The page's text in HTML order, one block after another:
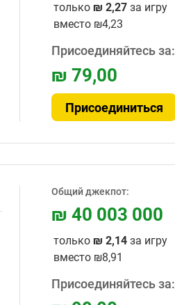
только ₪ 2,27 за игру
вместо ₪4,23
Присоединяйтесь за:
₪ 79,00
Присоединиться
Общий джекпот:
₪ 40 003 000
только ₪ 2,14 за игру
вместо ₪8,91
Присоединяйтесь за: